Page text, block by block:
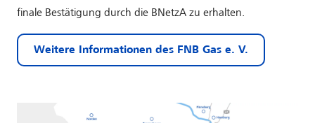
finale Bestätigung durch die BNetzA zu erhalten.
Weitere Informationen des FNB Gas e. V.